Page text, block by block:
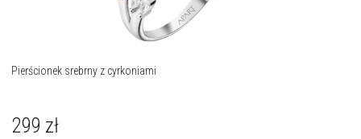
Pierścionek srebrny z cyrkoniami
299 zł